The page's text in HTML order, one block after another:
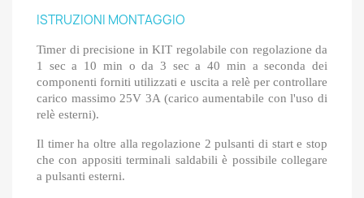
ISTRUZIONI MONTAGGIO
Timer di precisione in KIT regolabile con regolazione da
1 sec a 10 min o da 3 sec a 40 min a seconda dei
componenti forniti utilizzati e uscita a relè per controllare
carico massimo 25V 3A (carico aumentabile con l'uso di
relè esterni).
Il timer ha oltre alla regolazione 2 pulsanti di start e stop
che con appositi terminali saldabili è possibile collegare
a pulsanti esterni.